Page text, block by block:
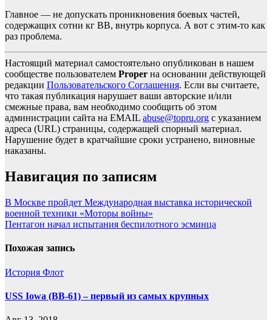
Главное — не допускать проникновения боевых частей,
содержащих сотни кг ВВ, внутрь корпуса. А вот с этим-то как
раз проблема.
Настоящий материал самостоятельно опубликован в нашем
сообществе пользователем Proper на основании действующей
редакции Пользовательского Соглашения. Если вы считаете,
что такая публикация нарушает ваши авторские и/или
смежные права, вам необходимо сообщить об этом
администрации сайта на EMAIL abuse@topru.org с указанием
адреса (URL) страницы, содержащей спорный материал.
Нарушение будет в кратчайшие сроки устранено, виновные
наказаны.
Навигация по записям
В Москве пройдет Международная выставка исторической
военной техники «Моторы войны»
Пентагон начал испытания беспилотного эсминца
Похожая запись
История Флот
USS Iowa (BB-61) – первый из самых крупных